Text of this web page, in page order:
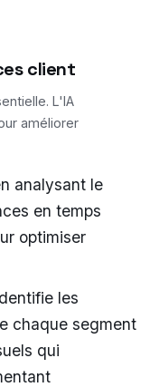
client
L'IA
améliorer
analysant le
en temps
optimiser
les
chaque segment
qui